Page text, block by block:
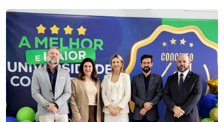
I.nova
Diplomados
Cultura
CPA